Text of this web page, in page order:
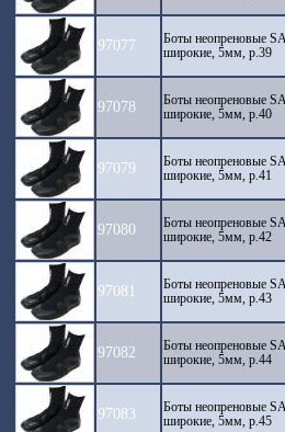
97077
Боты неопреновые
широкие, 5мм, р.39
97078
Боты неопреновые
широкие, 5мм, р.40
97079
Боты неопреновые
широкие, 5мм, р.41
97080
Боты неопреновые
широкие, 5мм, р.42
97081
Боты неопреновые
широкие, 5мм, р.43
97082
Боты неопреновые
широкие, 5мм, р.44
97083
Боты неопреновые
широкие, 5мм, р.45